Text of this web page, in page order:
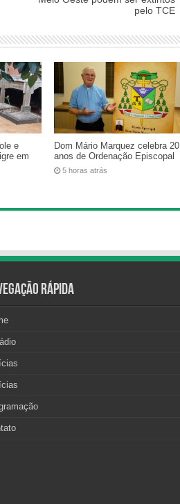
pelo TCE
e
em
Dom Mário Marquez celebra 20
anos de Ordenação Episcopal
5 horas atrás
Rápida